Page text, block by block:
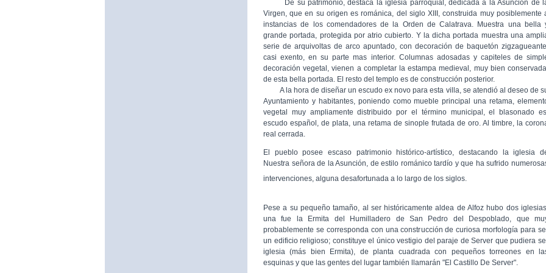
De su patrimonio, destaca la iglesia parroquial, dedicada a la Asunción de
Virgen, que en su origen es románica, del siglo XIII, construida muy posiblemente
instancias de los comendadores de la Orden de Calatrava. Muestra una bella
grande portada, protegida por atrio cubierto. Y la dicha portada muestra una
serie de arquivoltas de arco apuntado, con decoración de baquetón zigzagueante,
casi exento, en su parte mas interior. Columnas adosadas y capiteles de
decoración vegetal, vienen a completar la estampa medieval, muy bien conservada,
de esta bella portada. El resto del templo es de construcción posterior.
A la hora de diseñar un escudo ex novo para esta villa, se atendió al deseo de
Ayuntamiento y habitantes, poniendo como mueble principal una retama,
vegetal muy ampliamente distribuido por el término municipal, el blasonado
escudo español, de plata, una retama de sinople frutada de oro. Al timbre, la
real cerrada.
El pueblo posee escaso patrimonio histórico-artístico, destacando la iglesia
Nuestra señora de la Asunción, de estilo románico tardío y que ha sufrido
intervenciones, alguna desafortunada a lo largo de los siglos.
Pese a su pequeño tamaño, al ser históricamente aldea de Alfoz hubo dos
una fue la Ermita del Humilladero de San Pedro del Despoblado, que
probablemente se corresponda con una construcción de curiosa morfología para
un edificio religioso; constituye el único vestigio del paraje de Server que pudiera
iglesia (más bien Ermita), de planta cuadrada con pequeños torreones en
esquinas y que las gentes del lugar también llamarán "El Castillo De Server".